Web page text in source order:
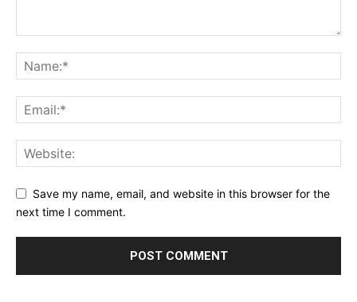
Save my name, email, and website in this browser for the
next time I comment.